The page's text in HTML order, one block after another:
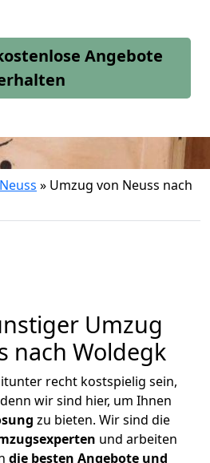
Angebote
» Umzug von Neuss nach
Umzug
nach Woldegk
recht kostspielig sein,
wir sind hier, um Ihnen
zu bieten. Wir sind die
und arbeiten
die besten Angebote und